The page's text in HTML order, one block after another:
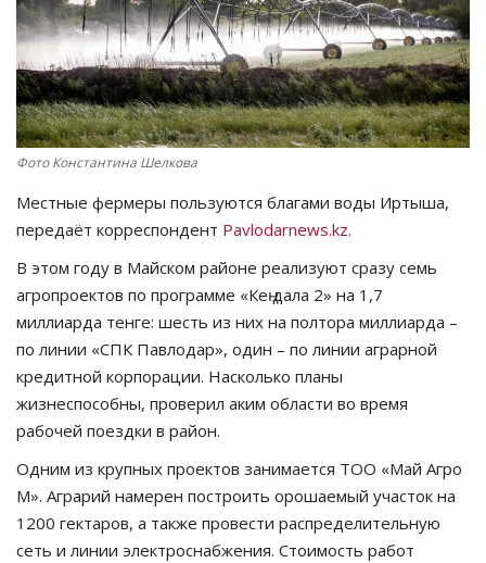
Чек-лист
РАЗВЛЕЧЕНИЯ
OFFICIAL
Курултай
Язык
Қазақша Русский
Фото Константина Шелкова
Местные фермеры пользуются благами воды Иртыша,
передаёт корреспондент Pavlodarnews.kz.
В этом году в Майском районе реализуют сразу семь
агропроектов по программе «Кең дала 2» на 1,7
миллиарда тенге: шесть из них на полтора миллиарда –
по линии «СПК Павлодар», один – по линии аграрной
кредитной корпорации. Насколько планы
жизнеспособны, проверил аким области во время
рабочей поездки в район.
Одним из крупных проектов занимается ТОО «Май Агро
М». Аграрий намерен построить орошаемый участок на
1200 гектаров, а также провести распределительную
сеть и линии электроснабжения. Стоимость работ